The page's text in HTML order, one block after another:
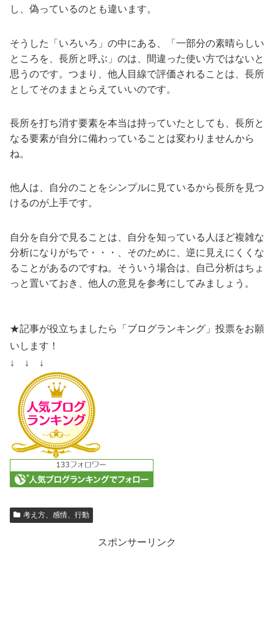
し、偽っているのとも違います。
そうした「いろいろ」の中にある、「一部分の素晴らしい
ところを、長所と呼ぶ」のは、間違った使い方ではないと
思うのです。つまり、他人目線で評価されることは、長所
としてそのままとらえていいのです。
長所を打ち消す要素を本当は持っていたとしても、長所と
なる要素が自分に備わっていることは変わりませんから
ね。
他人は、自分のことをシンプルに見ているから長所を見つ
けるのが上手です。
自分を自分で見ることは、自分を知っている人ほど複雑な
分析になりがちで・・・、そのために、逆に見えにくくな
ることがあるのですね。そういう場合は、自己分析はちょ
っと置いておき、他人の意見を参考にしてみましょう。
★記事が役立ちましたら「ブログランキング」投票をお願
いします！
↓ ↓ ↓
考え方、感情、行動
スポンサーリンク